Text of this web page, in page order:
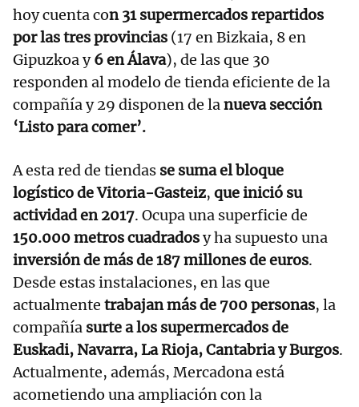
hoy cuenta con 31 supermercados repartidos
por las tres provincias (17 en Bizkaia, 8 en
Gipuzkoa y6 en Álava), de las que 30
responden al modelo de tienda eficiente de la
compañía y 29 disponen de lanueva sección
‘Listo para comer’.
A esta red de tiendas se suma elbloque
logístico de Vitoria-Gasteiz, que inició su
actividad en 2017. Ocupa una superficie de
150.000 metros cuadradosy ha supuesto una
inversión de más de 187 millones de euros.
Desde estas instalaciones, en las que
actualmente trabajan más de 700 personas, la
compañía surte a los supermercados de
Euskadi, Navarra, La Rioja, Cantabria y Burgos.
Actualmente, además, Mercadona está
acometiendo una ampliación con la